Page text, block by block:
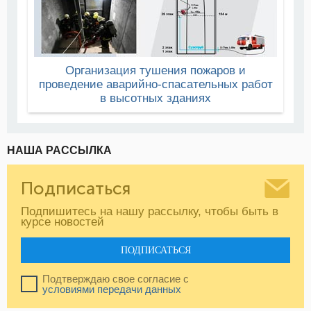
Организация тушения пожаров и
проведение аварийно-спасательных работ
в высотных зданиях
НАША РАССЫЛКА
Подписаться
Подпишитесь на нашу рассылку, чтобы быть в
курсе новостей
ПОДПИСАТЬСЯ
Подтверждаю свое согласие с
условиями передачи данных